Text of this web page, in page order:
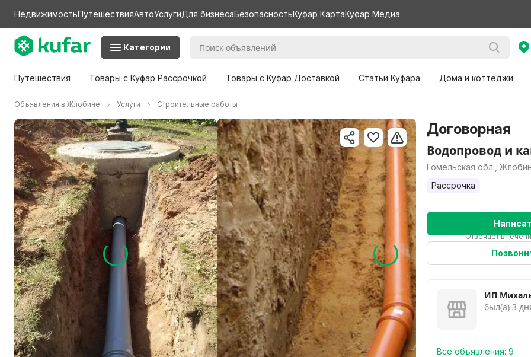
НедвижимостьПутешествияАвтоУслугиДля бизнесаБезопасностьКуфар КартаКуфар Медиа
Категории
Путешествия Товары с Куфар Рассрочкой Товары с Куфар Доставкой Статьи Куфара Дома и коттеджи
Объявления в Жлобине Услуги Строительные работы
Договорная
Водопровод и
Гомельская обл.,
Рассрочка
Отвечает в
ИП
был(а) 3
Все объявления: 9